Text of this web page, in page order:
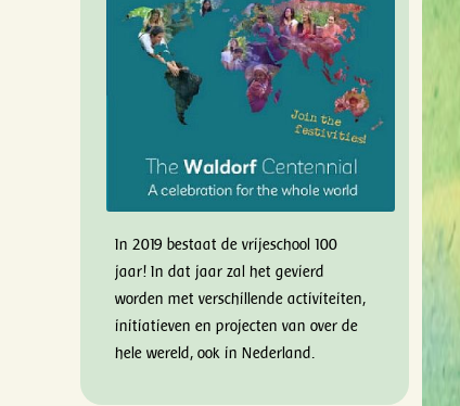
In 2019 bestaat de vrijeschool 100
jaar! In dat jaar zal het gevierd
worden met verschillende activiteiten,
initiatieven en projecten van over de
hele wereld, ook in Nederland.